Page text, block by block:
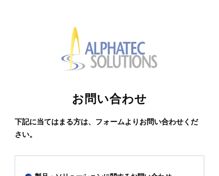
お問い合わせ
下記に当てはまる方は、フォームよりお問い合わせくだ
さい。